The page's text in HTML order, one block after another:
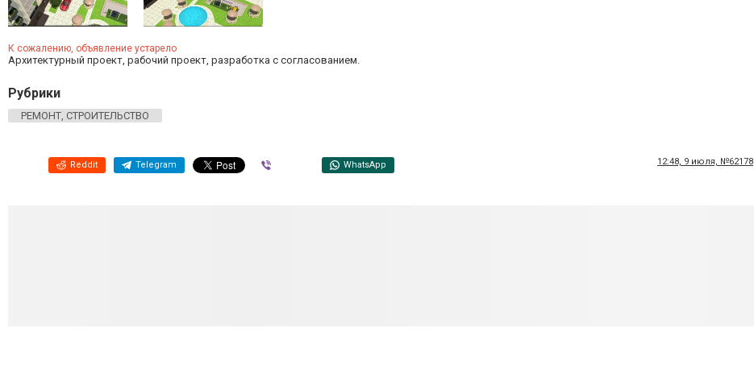
К сожалению, объявление устарело
Архитектурный проект, рабочий проект, разработка с согласованием.
Рубрики
РЕМОНТ, СТРОИТЕЛЬСТВО
Reddit Telegram WhatsApp 12:48, 9 июля, №62178